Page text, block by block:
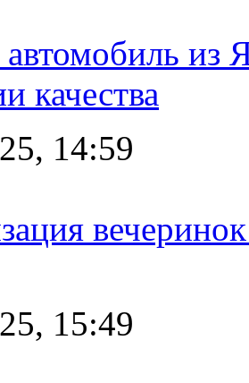
из
качества
14:59
15:49